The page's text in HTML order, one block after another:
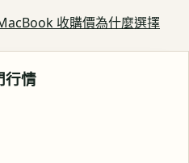
收購價為什麼選擇
行情